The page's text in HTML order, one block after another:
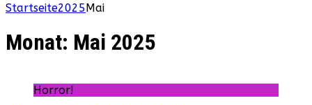
Startseite2025Mai
Monat: Mai 2025
Horror!